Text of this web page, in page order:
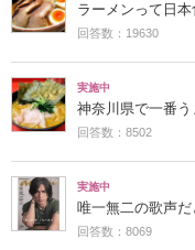
ラーメンって日
回答数：19630
実施中
神奈川県で一番
回答数：8502
実施中
唯一無二の歌声
回答数：8069